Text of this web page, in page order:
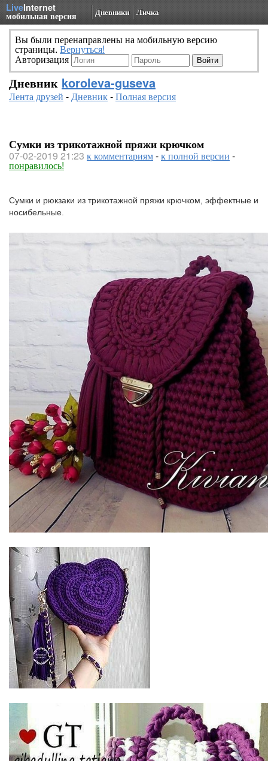
LiveInternet
мобильная версия Дневники Личка
Вы были перенаправлены на мобильную версию
страницы. Вернуться!
Авторизация
Дневник koroleva-guseva
Лента друзей -Дневник-Полная версия
Сумки из трикотажной пряжи крючком
07-02-2019 21:23 к комментариям-к полной версии -
понравилось!
Сумки и рюкзаки из трикотажной пряжи крючком, эффектные и
носибельные.